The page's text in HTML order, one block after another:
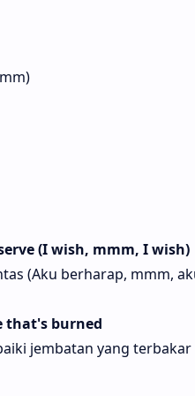
(I wish, mmm, I wish)
(Aku berharap, mmm,
that's burned
jembatan yang terbakar